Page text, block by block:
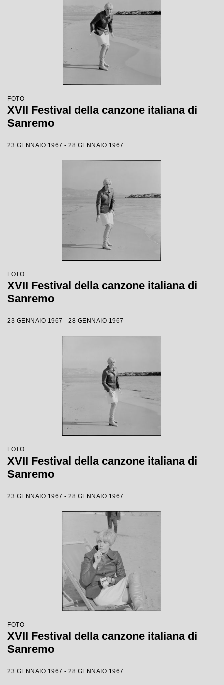
FOTO
XVII Festival della canzone italiana di
Sanremo
23 GENNAIO 1967 - 28 GENNAIO 1967
FOTO
XVII Festival della canzone italiana di
Sanremo
23 GENNAIO 1967 - 28 GENNAIO 1967
FOTO
XVII Festival della canzone italiana di
Sanremo
23 GENNAIO 1967 - 28 GENNAIO 1967
FOTO
XVII Festival della canzone italiana di
Sanremo
23 GENNAIO 1967 - 28 GENNAIO 1967